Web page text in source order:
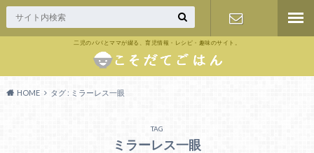
二児のパパとママが綴る、育児情報・レシピ・趣味のサイト。
お問い合わ
HOME タグ : ミラーレス一眼
TAG
ミラーレス一眼